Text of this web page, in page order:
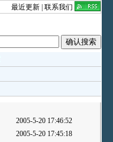
最近更新 联系我们
2005-5-20 17:46:52
2005-5-20 17:45:18